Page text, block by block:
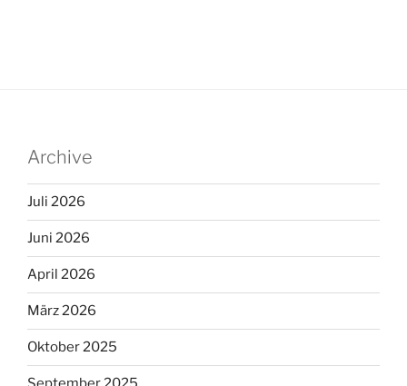
Archive
Juli 2026
Juni 2026
April 2026
März 2026
Oktober 2025